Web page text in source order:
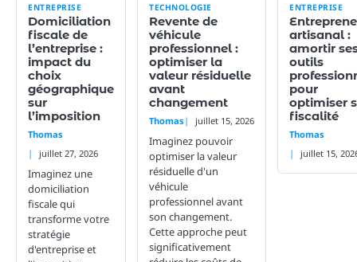
ENTREPRISE
Domiciliation
fiscale de
l’entreprise :
impact du
choix
géographique
sur
l’imposition
Thomas
juillet 27, 2026
Imaginez une
domiciliation
fiscale qui
transforme votre
stratégie
d'entreprise et
TECHNOLOGIE
Revente de
véhicule
professionnel :
optimiser la
valeur résiduelle
avant
changement
Thomas juillet 15, 2026
Imaginez pouvoir
optimiser la valeur
résiduelle d'un
véhicule
professionnel avant
son changement.
Cette approche peut
significativement
ENTREPRISE
artisanal :
amortir
outils
pour
optimiser
fiscalité
Thomas
juillet 15,